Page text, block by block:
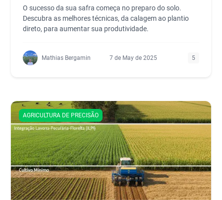
O sucesso da sua safra começa no preparo do solo.
Descubra as melhores técnicas, da calagem ao plantio
direto, para aumentar sua produtividade.
Mathias Bergamin 7 de May de 2025 5
AGRICULTURA DE PRECISÃO